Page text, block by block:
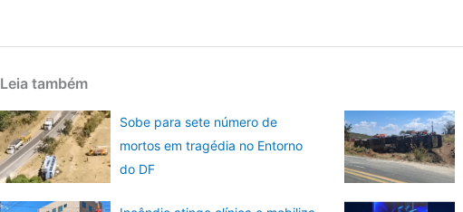
Leia também
Sobe para sete número de
mortos em tragédia no Entorno
do DF